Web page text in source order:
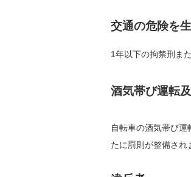
交通の危険を
1年以下の拘禁刑ま
酒気帯び運転
自転車の酒気帯び
たに罰則が整備され